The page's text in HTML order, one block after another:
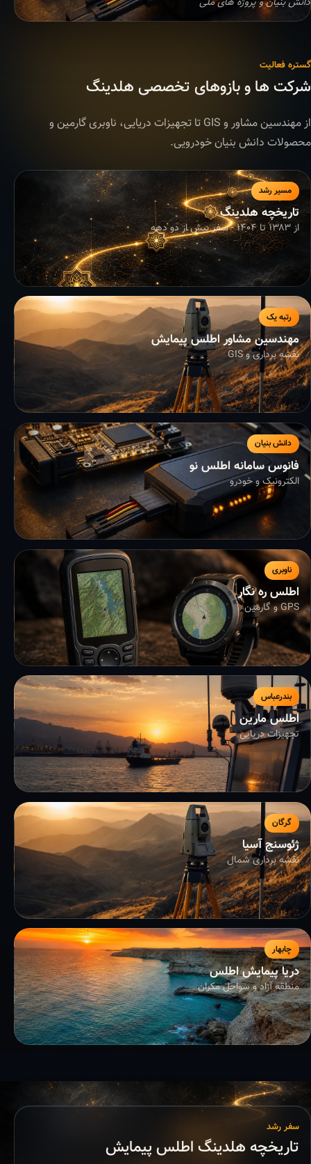
گستره فعالیت
شرکت ها و بازوهای تخصصی هلدینگ
از مهندسین مشاور و GIS تا تجهیزات دریایی، ناوبری گارمین و
محصولات دانش بنیان خودرویی.
مسیر رشد
تاریخچه هلدینگ
از ۱۳۸۳ تا ۱۴۰۴ - سفر بیش از دو دهه
رتبه یک
مهندسین مشاور اطلس پیمایش
نقشه برداری و GIS
دانش بنیان
فانوس سامانه اطلس نو
الکترونیک و خودرو
ناوبری
اطلس ره نگار
GPS و گارمین
بندرعباس
اطلس مارین
تجهیزات دریایی
گرگان
ژئوسنج آسیا
نقشه برداری شمال
چابهار
دریا پیمایش اطلس
منطقه آزاد و سواحل مکران
سفر رشد
تاریخچه هلدینگ اطلس پیمایش